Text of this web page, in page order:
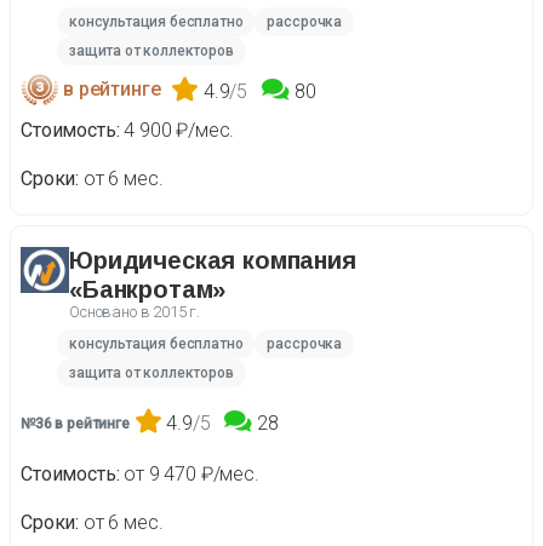
консультация бесплатно
рассрочка
защита от коллекторов
в рейтинге 4.9/5
80
Стоимость 4 900 ₽/мес.
Сроки от 6 мес.
Юридическая компания
«Банкротам»
Основано в 2015 г.
консультация бесплатно
рассрочка
защита от коллекторов
№36 в рейтинге 4.9/5 28
Стоимость от 9 470 ₽/мес.
Сроки от 6 мес.